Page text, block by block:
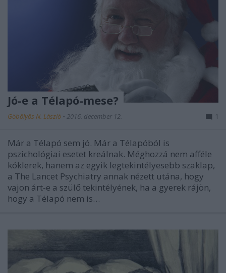
Jó-e a Télapó-mese?
Göbölyös N. László • 2016. december 12. 1
Már a Télapó sem jó. Már a Télapóból is
pszichológiai esetet kreálnak. Méghozzá nem afféle
kóklerek, hanem az egyik legtekintélyesebb szaklap,
a The Lancet Psychiatry annak nézett utána, hogy
vajon árt-e a szülő tekintélyének, ha a gyerek rájön,
hogy a Télapó nem is…